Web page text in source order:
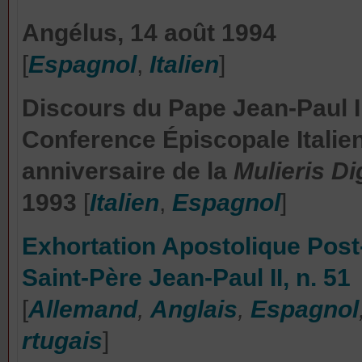
Angélus, 14 août 1994
[Espagnol, Italien]
Discours du Pape Jean-Paul
Conference Épiscopale
anniversaire de la Mulieris
1993 [Italien, Espagnol]
Exhortation Apostolique
Saint-Père Jean-Paul II, n. 51
[Allemand, Anglais, Espagnol
rtugais]